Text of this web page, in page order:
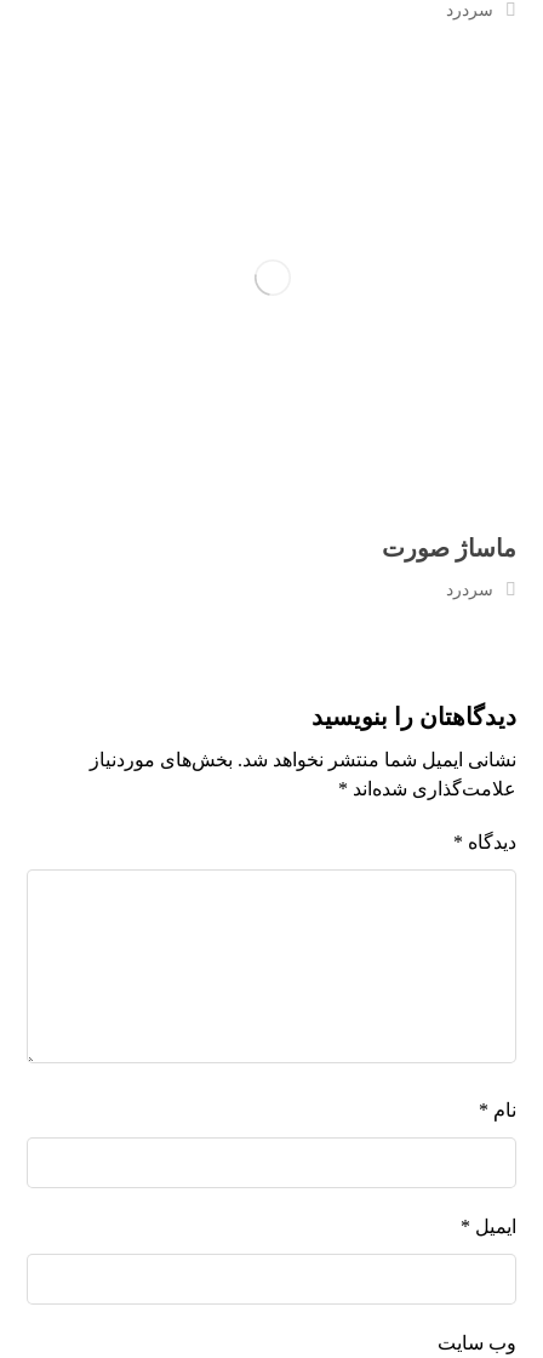
سردرد
ماساژ صورت
سردرد
دیدگاهتان را بنویسید
نشانی ایمیل شما منتشر نخواهد شد. بخش‌های موردنیاز
علامت‌گذاری شده‌اند *
دیدگاه *
نام *
ایمیل *
وب‌ سایت